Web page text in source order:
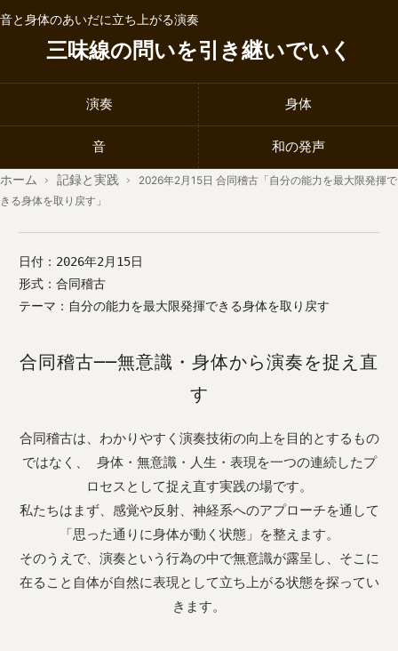
音と身体のあいだに立ち上がる演奏
三味線の問いを引き継いでいく
演奏 身体
音 和の発声
ホーム › 記録と実践 ›
2026年2月15日 合同稽古「自分の能力を最大限発揮で
きる身体を取り戻す」
日付：2026年2月15日
形式：合同稽古
テーマ：自分の能力を最大限発揮できる身体を取り戻す
合同稽古──無意識・身体から演奏を捉え直
す
合同稽古は、わかりやすく演奏技術の向上を目的とするもの
ではなく、 身体・無意識・人生・表現を一つの連続したプ
ロセスとして捉え直す実践の場です。
私たちはまず、感覚や反射、神経系へのアプローチを通して
「思った通りに身体が動く状態」を整えます。
そのうえで、演奏という行為の中で無意識が露呈し、そこに
在ること自体が自然に表現として立ち上がる状態を探ってい
きます。